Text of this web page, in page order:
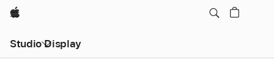
Apple
Studio Display